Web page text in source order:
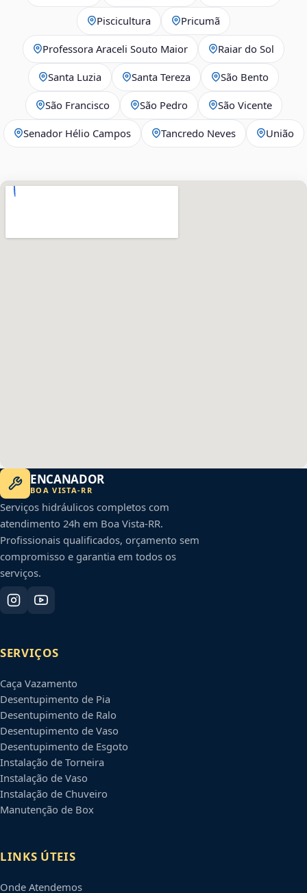
Piscicultura Pricumã
Professora Araceli Souto Maior Raiar do Sol
Santa Luzia Santa Tereza São Bento
São Francisco São Pedro São Vicente
Senador Hélio Campos Tancredo Neves União
ENCANADOR
BOA VISTA-RR
Serviços hidráulicos completos com
atendimento 24h em Boa Vista-RR.
Profissionais qualificados, orçamento sem
compromisso e garantia em todos os
serviços.
SERVIÇOS
Caça Vazamento
Desentupimento de Pia
Desentupimento de Ralo
Desentupimento de Vaso
Desentupimento de Esgoto
Instalação de Torneira
Instalação de Vaso
Instalação de Chuveiro
Manutenção de Box
LINKS ÚTEIS
Onde Atendemos